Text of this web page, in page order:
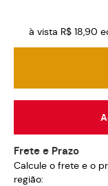
à vista R$ 18,90
Frete e Prazo
Calcule o frete e o
região: